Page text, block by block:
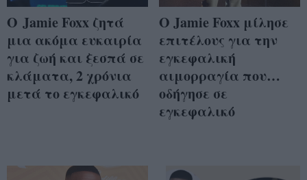
Ο Jamie Foxx ζητά
μια ακόμα ευκαιρία
για ζωή και ξεσπά σε
κλάματα, 2 χρόνια
μετά το εγκεφαλικό
Ο Jamie Foxx μίλησε
επιτέλους για την
εγκεφαλική
αιμορραγία που…
οδήγησε σε
εγκεφαλικό